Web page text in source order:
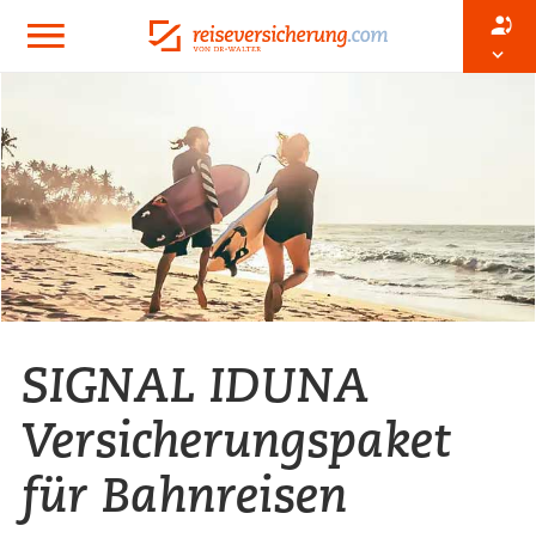
SIGNAL IDUNA
Versicherungspaket
für Bahnreisen